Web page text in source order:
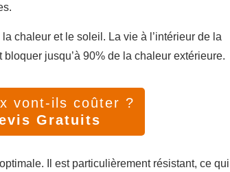
chaleur et le soleil. La vie à l’intérieur de la
jusqu’à 90% de la chaleur extérieure.
vont-ils coûter ?
Gratuits
Il est particulièrement résistant, ce qui